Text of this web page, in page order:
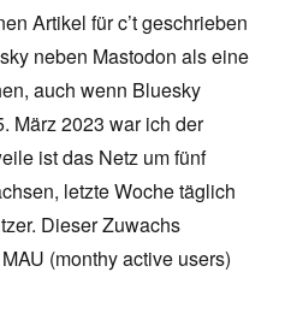
Artikel für c’t geschrieben
neben Mastodon als eine
auch wenn Bluesky
März 2023 war ich der
ist das Netz um fünf
letzte Woche täglich
Dieser Zuwachs
(monthy active users)